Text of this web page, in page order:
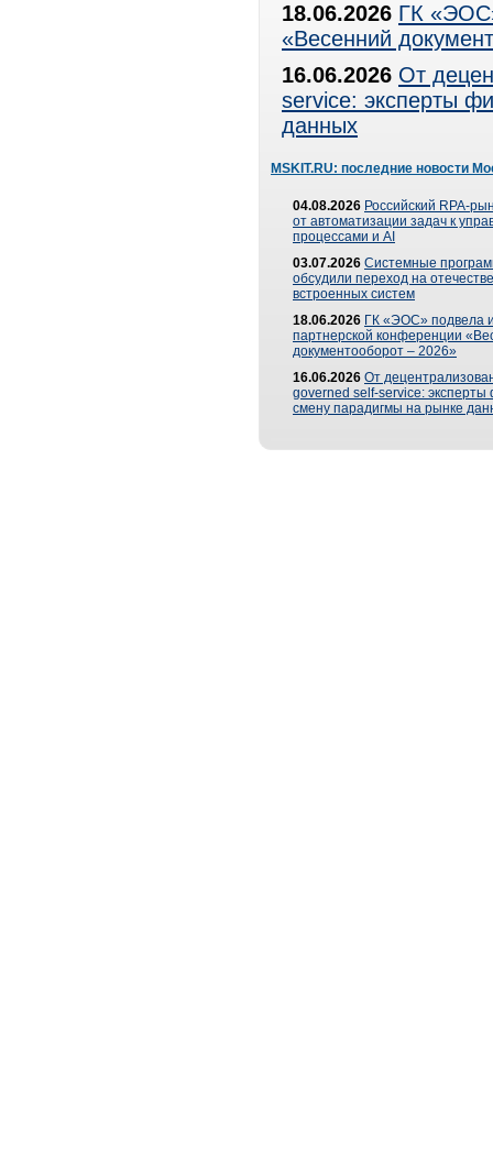
18.06.2026 ГК
«Весенний
16.06.2026 От
service: эксперты
данных
MSKIT.RU: последние новости
04.08.2026 Российский RPA-
от автоматизации задач к
процессами и AI
03.07.2026 Системные
обсудили переход на
встроенных систем
18.06.2026 ГК «ЭОС» подвела
партнерской конференции
документооборот – 2026»
16.06.2026 От
governed self-service: эксперты
смену парадигмы на рынке